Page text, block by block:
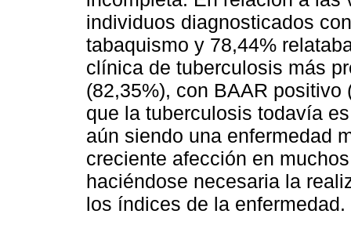
individuos diagnosticados
tabaquismo y 78,44%
clínica de tuberculosis más
(82,35%), con BAAR
que la tuberculosis todavía
aún siendo una enfermedad
creciente afección en
haciéndose necesaria la
los índices de la enfermedad.